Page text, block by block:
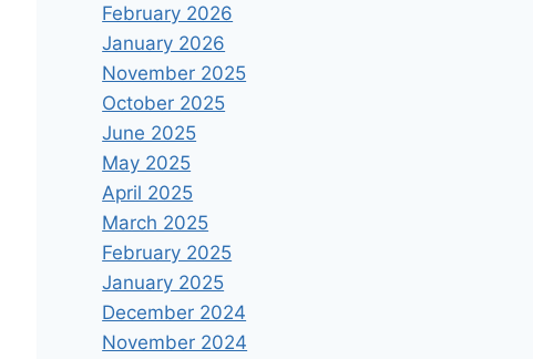
February 2026
January 2026
November 2025
October 2025
June 2025
May 2025
April 2025
March 2025
February 2025
January 2025
December 2024
November 2024